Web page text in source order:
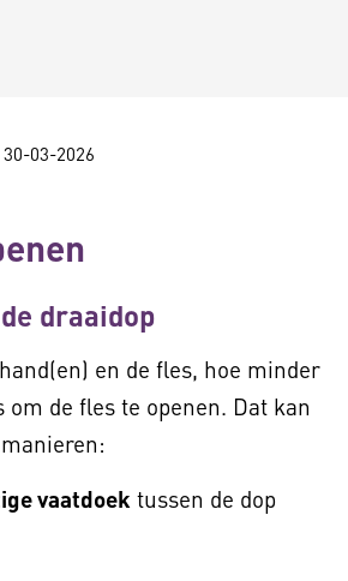
03-2026
draaidop
en de fles, hoe minder
de fles te openen. Dat kan
vaatdoek tussen de dop